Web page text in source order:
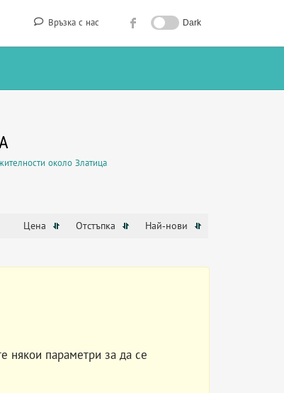
Връзка с нас Dark
около Златица
Цена Отстъпка Най-нови
някои параметри за да се